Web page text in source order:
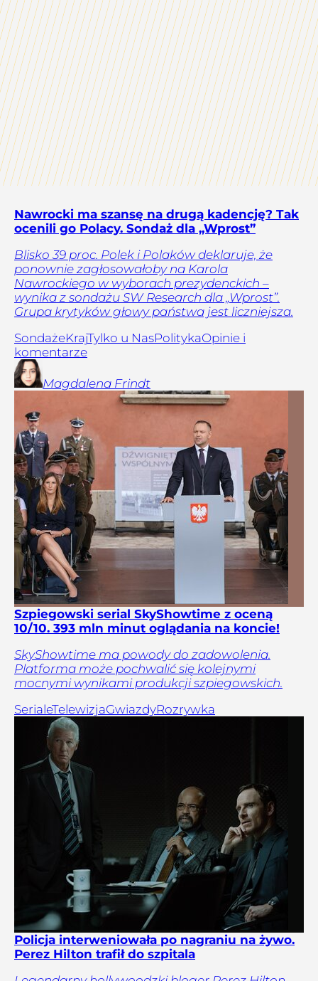
Nawrocki ma szansę na drugą kadencję? Tak
ocenili go Polacy. Sondaż dla „Wprost”
Blisko 39 proc. Polek i Polaków deklaruje, że
ponownie zagłosowałoby na Karola
Nawrockiego w wyborach prezydenckich –
wynika z sondażu SW Research dla „Wprost”.
Grupa krytyków głowy państwa jest liczniejsza.
SondażeKrajTylko u NasPolitykaOpinie i
komentarze
Magdalena Frindt
Szpiegowski serial SkyShowtime z oceną
10/10. 393 mln minut oglądania na koncie!
SkyShowtime ma powody do zadowolenia.
Platforma może pochwalić się kolejnymi
mocnymi wynikami produkcji szpiegowskich.
SerialeTelewizjaGwiazdyRozrywka
Policja interweniowała po nagraniu na żywo.
Perez Hilton trafił do szpitala